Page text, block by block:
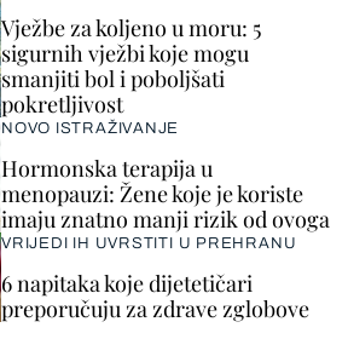
Vježbe za koljeno u moru: 5
sigurnih vježbi koje mogu
smanjiti bol i poboljšati
pokretljivost
NOVO ISTRAŽIVANJE
Hormonska terapija u
menopauzi: Žene koje je koriste
imaju znatno manji rizik od ovoga
VRIJEDI IH UVRSTITI U PREHRANU
6 napitaka koje dijetetičari
preporučuju za zdrave zglobove